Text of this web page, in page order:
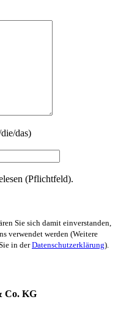
das)
(Pflichtfeld).
Sie sich damit einverstanden,
verwendet werden (Weitere
in derDatenschutzerklärung).
Co. KG